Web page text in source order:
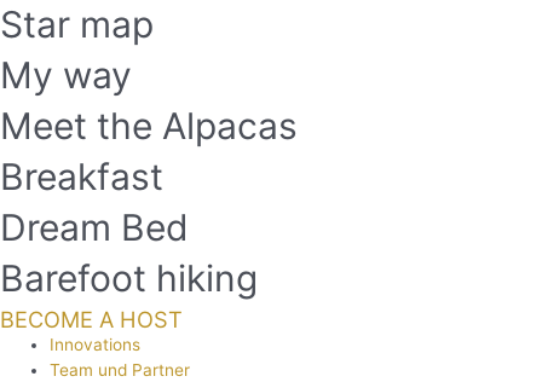
Star map
My way
Meet the Alpacas
Breakfast
Dream Bed
Barefoot hiking
BECOME A HOST
Innovations
Team und Partner